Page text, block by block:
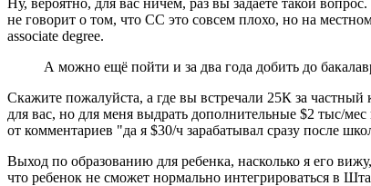
Ну, вероятно, для вас ничем, раз вы задаёте такой
не говорит о том, что CC это совсем плохо, но на
associate degree.
А можно ещё пойти и за два года добить до
Скажите пожалуйста, а где вы встречали 25К за
для вас, но для меня выдрать дополнительные $2 тыс/
от комментариев "да я $30/ч зарабатывал сразу после
Выход по образованию для ребенка, насколько я его
что ребенок не сможет нормально интегрироваться в